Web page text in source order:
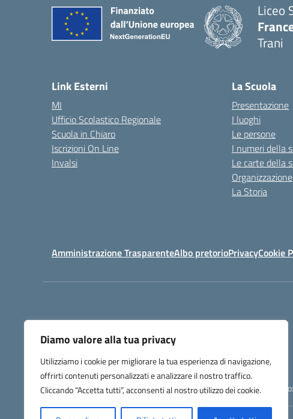
Diamo valore alla tua privacy
Utilizziamo i cookie per migliorare la tua esperienza di navigazione,
offrirti contenuti personalizzati e analizzare il nostro traffico.
Cliccando “Accetta tutti”, acconsenti al nostro utilizzo dei cookie.
Liceo
Trani
Link Esterni
MI
Ufficio Scolastico Regionale
Scuola in Chiaro
Iscrizioni On Line
Invalsi
La Scuola
Presentazione
I luoghi
Le persone
I numeri della
Le carte della
Organizzazione
La Storia
Amministrazione TrasparenteAlbo pretorioPrivacyCookie
Codice